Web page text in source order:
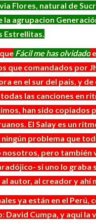
Flores, natural de
agrupacion
Estrellitas.
Fácil me has olvidado
que comandados por
en el sur del pais, y de
las canciones en
han sido copiados
El Salay es un
ningún problema que
nosotros, pero también
si uno lo graba
autor, al creador y ahí
ya están en el Perú,
David Cumpa, y aqui la